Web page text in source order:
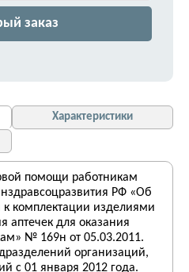
заказ
Характеристики
помощи работникам
РФ «Об
комплектации изделиями
аптечек для оказания
№ 169н от 05.03.2011.
организаций,
с 01 января 2012 года.